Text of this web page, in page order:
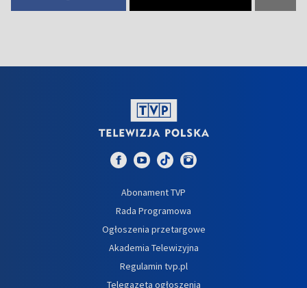
Abonament TVP
Rada Programowa
Ogłoszenia przetargowe
Akademia Telewizyjna
Regulamin tvp.pl
Telegazeta ogłoszenia